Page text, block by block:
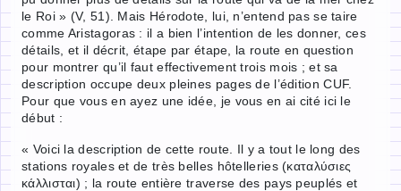
le Roi » (V, 51). Mais Hérodote, lui, n’entend pas se taire
comme Aristagoras : il a bien l’intention de les donner, ces
détails, et il décrit, étape par étape, la route en question
pour montrer qu’il faut effectivement trois mois ; et sa
description occupe deux pleines pages de l’édition CUF.
Pour que vous en ayez une idée, je vous en ai cité ici le
début :
« Voici la description de cette route. Il y a tout le long des
stations royales et de très belles hôtelleries (καταλύσιες
κάλλισται) ; la route entière traverse des pays peuplés et